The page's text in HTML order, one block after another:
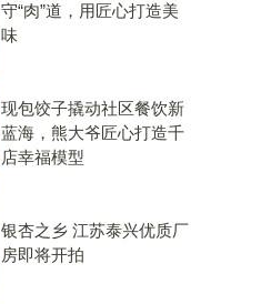
守“肉”道，用匠心打造美
味
现包饺子撬动社区餐饮新
蓝海，熊大爷匠心打造千
店幸福模型
银杏之乡 江苏泰兴优质厂
房即将开拍